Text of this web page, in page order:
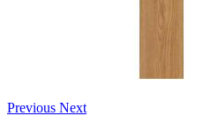
Previous Next